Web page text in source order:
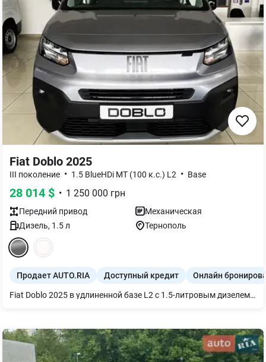
Fiat Doblo 2025
III поколение • 1.5 BlueHDi MT (100 к.с.) L2 • Base
28 014 $ • 1 250 000 грн
Передний привод
Механическая
Дизель, 1.5л Тернополь
Продает AUTO.RIA Доступный кредит Онлайн
Fiat Doblo 2025 в удлиненной базе L2 с 1.5-литровым дизелем BlueHDi (100 л.с.) и механической трансмиссией — это образец утилитарности, созданный для профессионалов, которые считают каждую копейку стоимости километра и нуждаются в максимальном полезном объеме в компактном формате. Несмотря на базовое исполнение, автомобиль в 2025 году предлагает современный пакет безопасности и эргономичное рабочее место, а удлиненный кузов позволяет перевозить грузы значительных габаритов, сохраняя при этом легковую маневренность и образцовую топливную экономичность на уровне 4.5–5.0 л/100 км. Двигатель на 100 л.с. ориентирован на спокойную, но тяговитую доставку (250 Нм), что в сочетании с простой механикой и выносливой подвеской делает этот Doblo максимально ликвидным и дешевым в сервисе инструментом, идеальным для городской логистики и малого бизнеса.